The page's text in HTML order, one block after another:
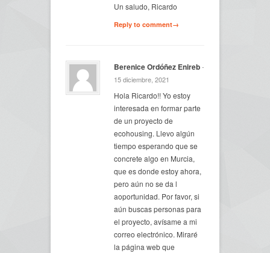
Un saludo, Ricardo
Reply to comment→
Berenice Ordóñez Enireb-
15 diciembre, 2021
Hola Ricardo!! Yo estoy
interesada en formar parte
de un proyecto de
ecohousing. Llevo algún
tiempo esperando que se
concrete algo en Murcia,
que es donde estoy ahora,
pero aún no se da l
aoportunidad. Por favor, si
aún buscas personas para
el proyecto, avísame a mi
correo electrónico. Miraré
la página web que